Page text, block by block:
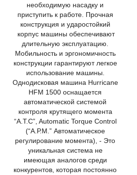
необходимую насадку и
приступить к работе. Прочная
конструкция и ударостойкий
корпус машины обеспечивают
длительную эксплуатацию.
Мобильность и эргономичность
конструкции гарантируют легкое
использование машины.
Однодисковая машина Hurricane
HFM 1500 оснащается
автоматической системой
контроля крутящего момента
“A.T.C”, Automatic Torque Control
(“А.Р.М.” Автоматическое
регулирование момента), - Это
уникальная система не
имеющая аналогов среди
конкурентов, которая постоянно